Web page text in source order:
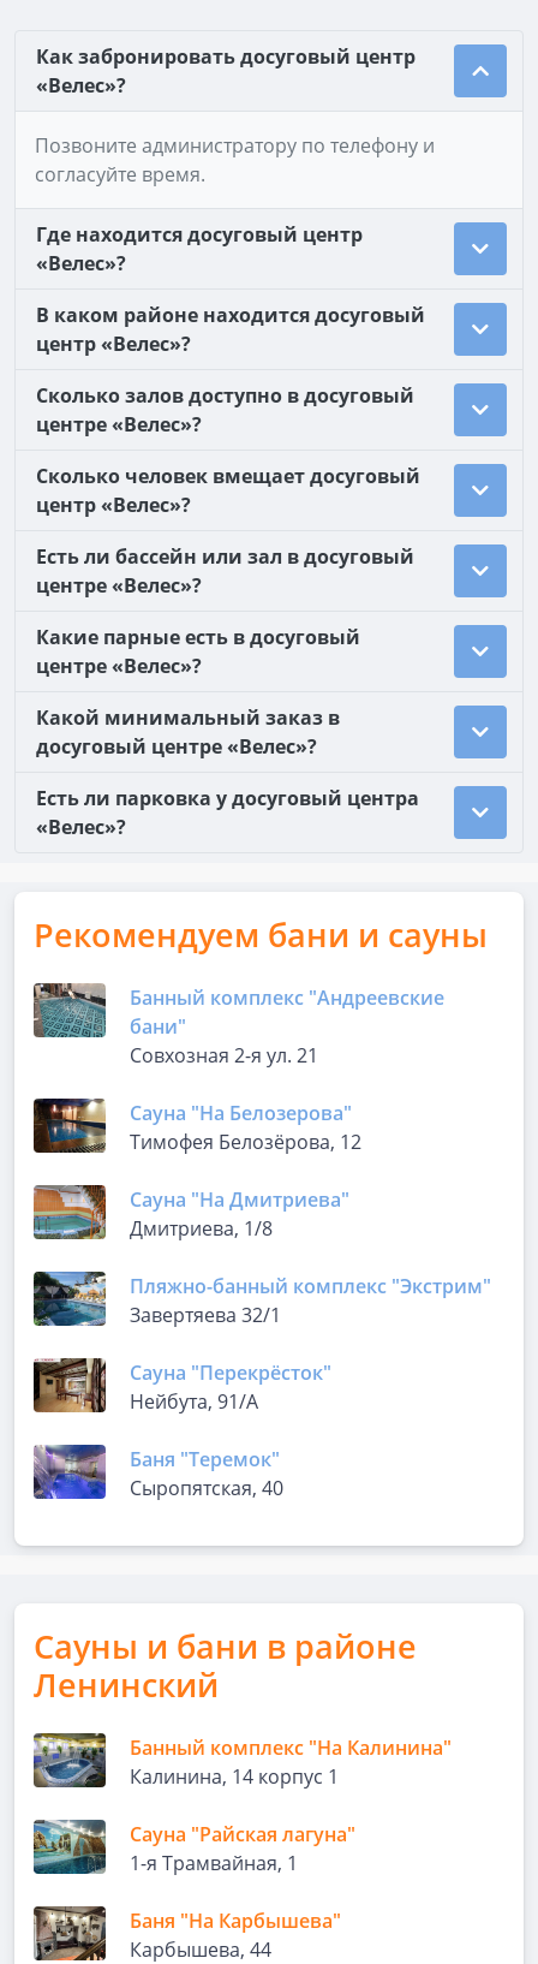
Как забронировать досуговый центр
«Велес»?
Позвоните администратору по телефону и
согласуйте время.
Где находится досуговый центр
«Велес»?
В каком районе находится досуговый
центр «Велес»?
Сколько залов доступно в досуговый
центре «Велес»?
Сколько человек вмещает досуговый
центр «Велес»?
Есть ли бассейн или зал в досуговый
центре «Велес»?
Какие парные есть в досуговый
центре «Велес»?
Какой минимальный заказ в
досуговый центре «Велес»?
Есть ли парковка у досуговый центра
«Велес»?
Рекомендуем бани и сауны
Банный комплекс "Андреевские
бани"
Совхозная 2-я ул. 21
Сауна "На Белозерова"
Тимофея Белозёрова, 12
Сауна "На Дмитриева"
Дмитриева, 1/8
Пляжно-банный комплекс "Экстрим"
Завертяева 32/1
Сауна "Перекрёсток"
Нейбута, 91/А
Баня "Теремок"
Сыропятская, 40
Сауны и бани в районе
Ленинский
Банный комплекс "На Калинина"
Калинина, 14 корпус 1
Сауна "Райская лагуна"
1-я Трамвайная, 1
Баня "На Карбышева"
Карбышева, 44